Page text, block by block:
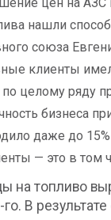
нашли
союза
клиенты
целому ряду
бизнеса
даже до
— это в том
на топливо
В